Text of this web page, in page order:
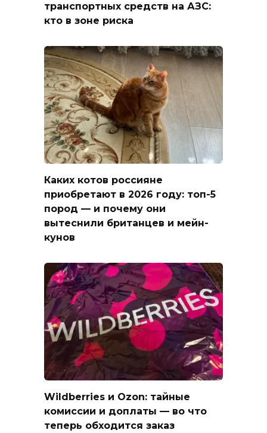
транспортных средств на АЗС:
кто в зоне риска
Каких котов россияне
приобретают в 2026 году: топ-5
пород — и почему они
вытеснили британцев и мейн-
кунов
Wildberries и Ozon: тайные
комиссии и доплаты — во что
теперь обходится заказ